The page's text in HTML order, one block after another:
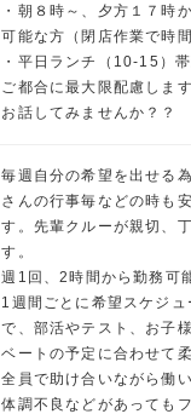
・朝８時～、夕方１７時
可能な方（閉店作業で時間
・平日ランチ（10-15）
ご都合に最大限配慮しま
お話してみませんか？？
毎週自分の希望を出せる
さんの行事毎などの時も
す。先輩クルーが親切、
す。
週1回、2時間から勤務可
1週間ごとに希望スケジ
で、部活やテスト、お子
ベートの予定に合わせて
全員で助け合いながら働
体調不良などがあっても